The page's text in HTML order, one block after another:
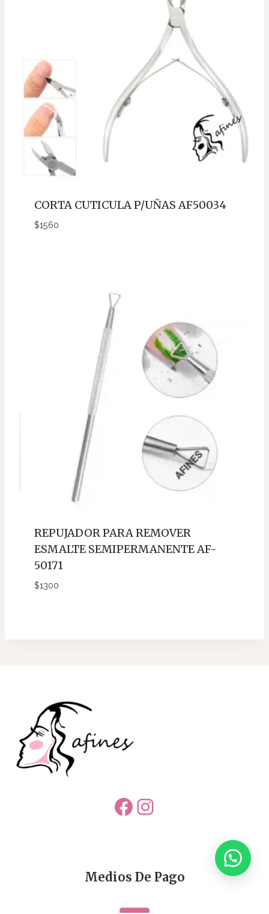
CORTA CUTICULA P/UÑAS AF50034
$1560
REPUJADOR PARA REMOVER
ESMALTE SEMIPERMANENTE AF-
50171
$1300
Facebook
Instagram
Medios De Pago